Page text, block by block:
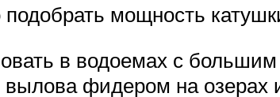
мощность
в водоемах с
фидером на озерах